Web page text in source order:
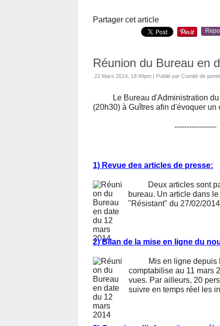
Partager cet article
Réunion du Bureau en
22 Mars 2014, 18:48pm | Publié par Comité de
Le Bureau d'Administration du
(20h30) à Guîtres afin d'évoquer
-----------------
1) Revue des articles de presse:
Deux articles sont
bureau. Un article dans
"Résistant" du 27/02/
2) Bilan de la mise en ligne du
Mis en ligne depuis
comptabilise au 11 mars
vues. Par ailleurs, 20
suivre en temps réel les